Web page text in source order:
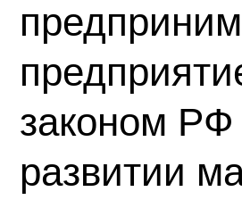
законом
развитии